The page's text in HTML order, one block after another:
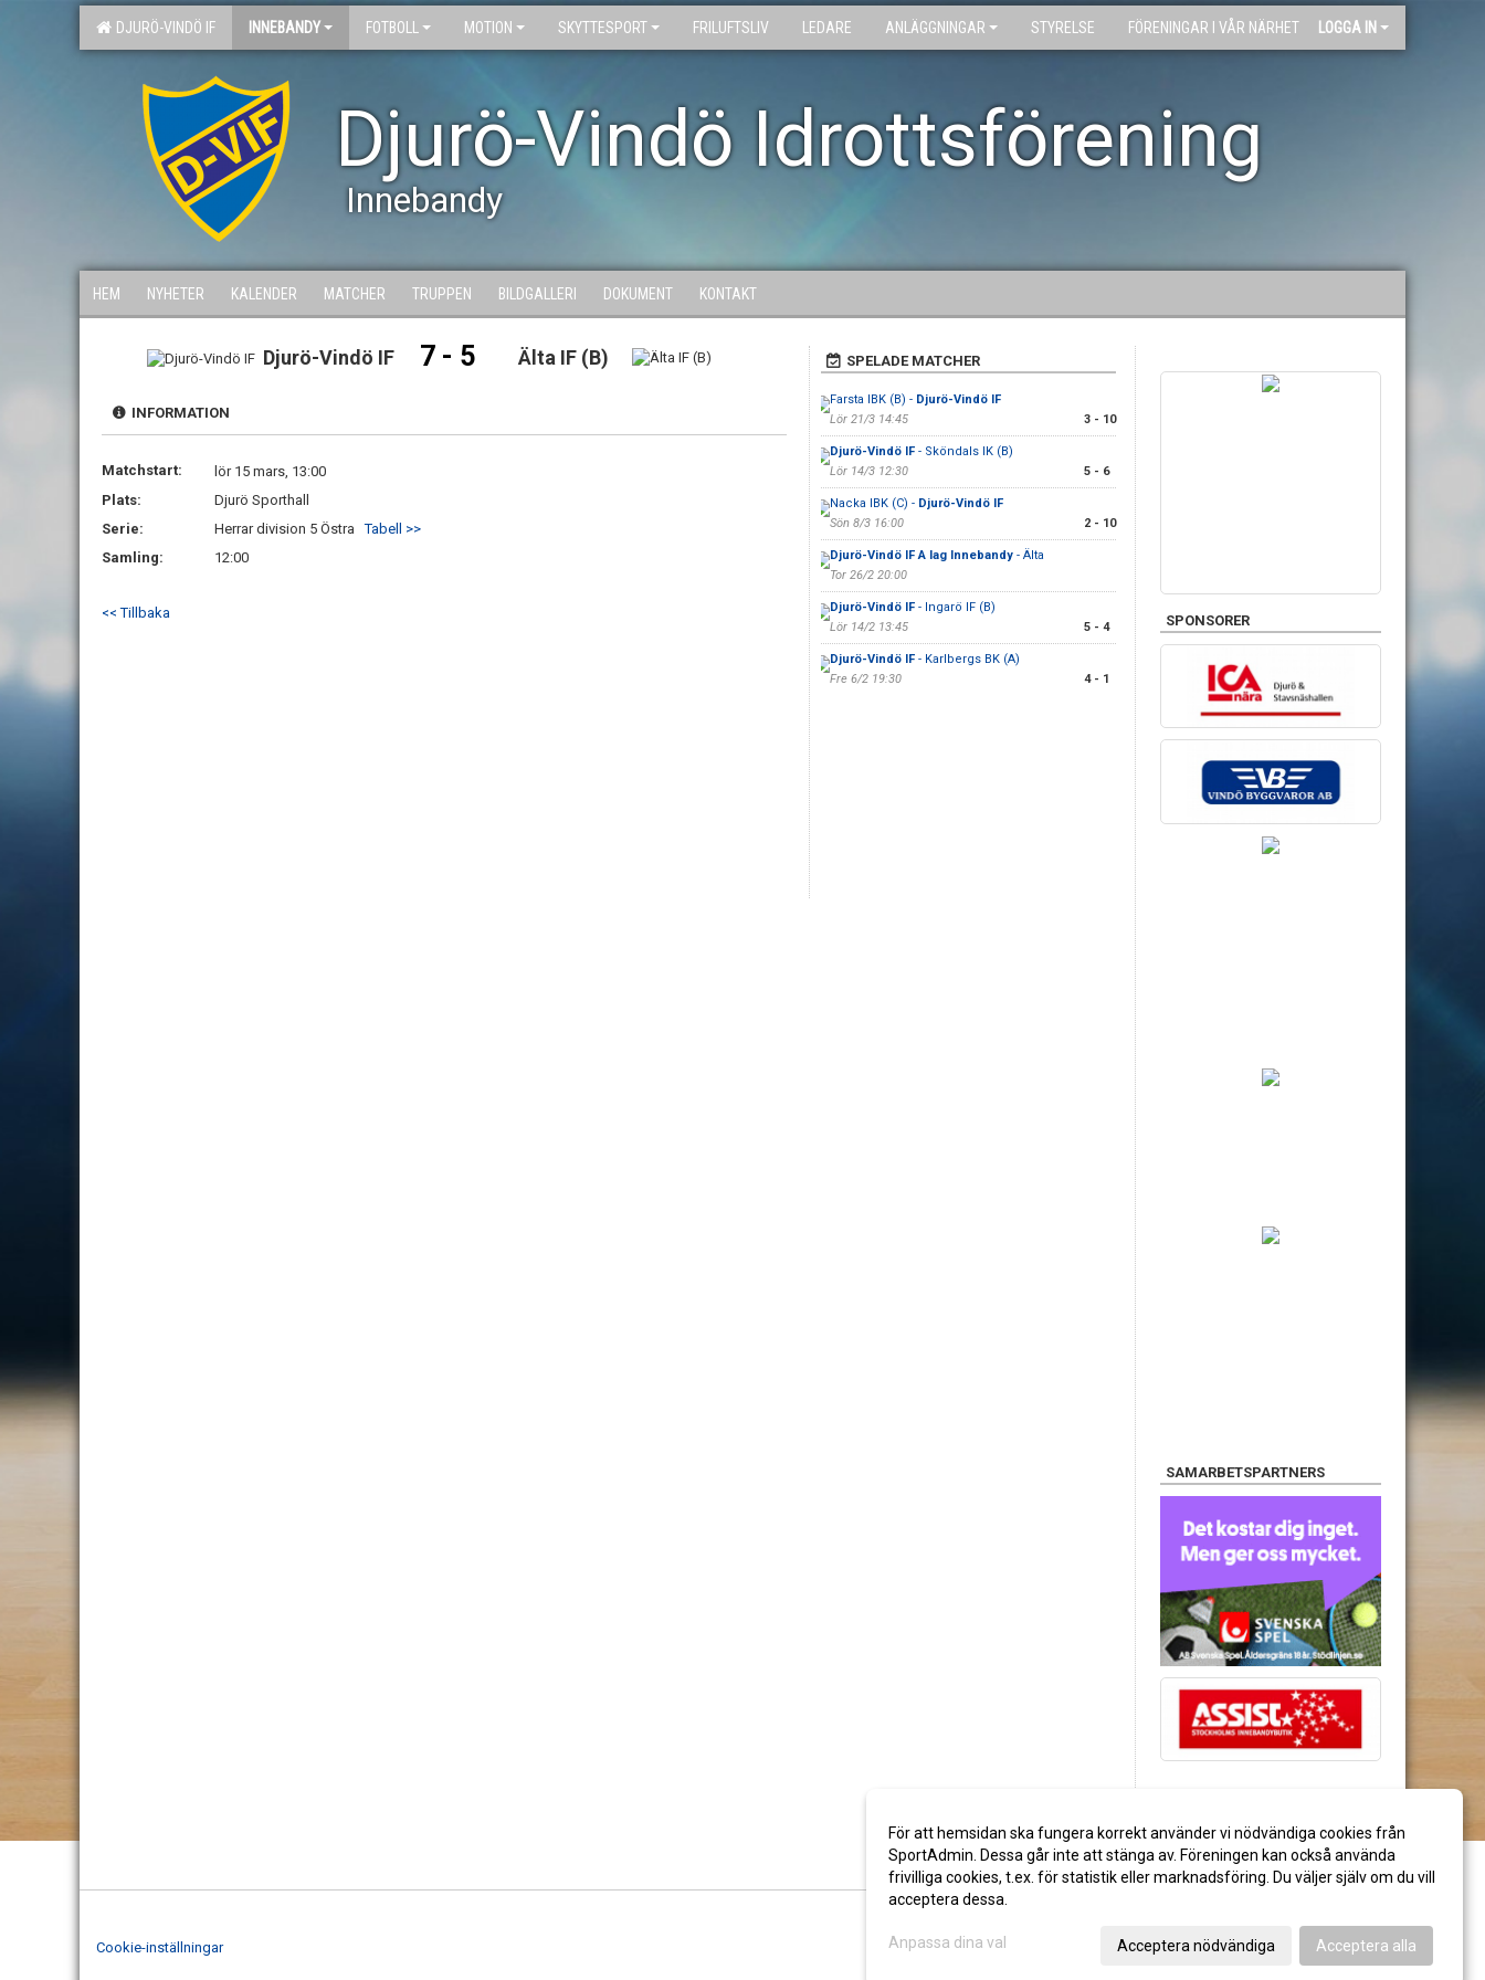
DJURÖ-VINDÖ IF INNEBANDY FOTBOLL MOTION SKYTTESPORT FRILUFTSLIV LEDARE ANLÄGGNINGAR STYRELSE FÖRENINGAR I VÅR NÄRHET LOGGA IN
Djurö-Vindö Idrottsförening
Innebandy
HEM NYHETER KALENDER MATCHER TRUPPEN BILDGALLERI DOKUMENT KONTAKT
Djurö-Vindö IF 7 - 5 Älta IF (B)
INFORMATION
Matchstart:
lör 15 mars, 13:00
Plats:
Djurö Sporthall
Serie:
Herrar division 5 ÖstraTabell >>
Samling:
12:00
<< Tillbaka
SPELADE MATCHER
Farsta IBK (B) - Djurö-Vindö IF
Lör 21/3 14:45
3 - 10
Djurö-Vindö IF- Sköndals IK (B)
Lör 14/3 12:30
5 - 6
Nacka IBK (C) - Djurö-Vindö IF
Sön 8/3 16:00
2 - 10
Djurö-Vindö IF A lag Innebandy- Älta
Tor 26/2 20:00
Djurö-Vindö IF- Ingarö IF (B)
Lör 14/2 13:45
5 - 4
Djurö-Vindö IF- Karlbergs BK (A)
Fre 6/2 19:30
4 - 1
SPONSORER
SAMARBETSPARTNERS
Cookie-inställningar
För att hemsidan ska fungera korrekt använder vi nödvändiga cookies från
SportAdmin. Dessa går inte att stänga av. Föreningen kan också använda
frivilliga cookies, t.ex. för statistik eller marknadsföring. Du väljer själv om du vill
acceptera dessa.
Anpassa dina val Acceptera nödvändiga Acceptera alla